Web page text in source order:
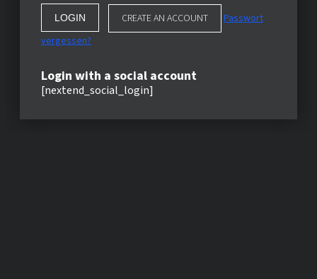
CREATE AN ACCOUNT
Passwort
vergessen?
Login with a social account
[nextend_social_login]